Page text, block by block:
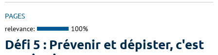
PAGES
relevance: 100%
Défi 5 : Prévenir et dépister, c'est